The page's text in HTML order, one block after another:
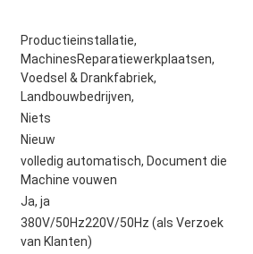
Productieinstallatie,
MachinesReparatiewerkplaatsen,
Voedsel & Drankfabriek,
Landbouwbedrijven,
Niets
Nieuw
volledig automatisch, Document die
Machine vouwen
Ja, ja
380V/50Hz220V/50Hz (als Verzoek
van Klanten)